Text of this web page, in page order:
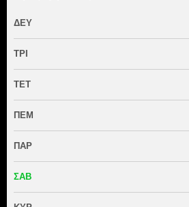
ΔΕΥ
ΤΡΙ
ΤΕΤ
ΠΕΜ
ΠΑΡ
ΣΑΒ